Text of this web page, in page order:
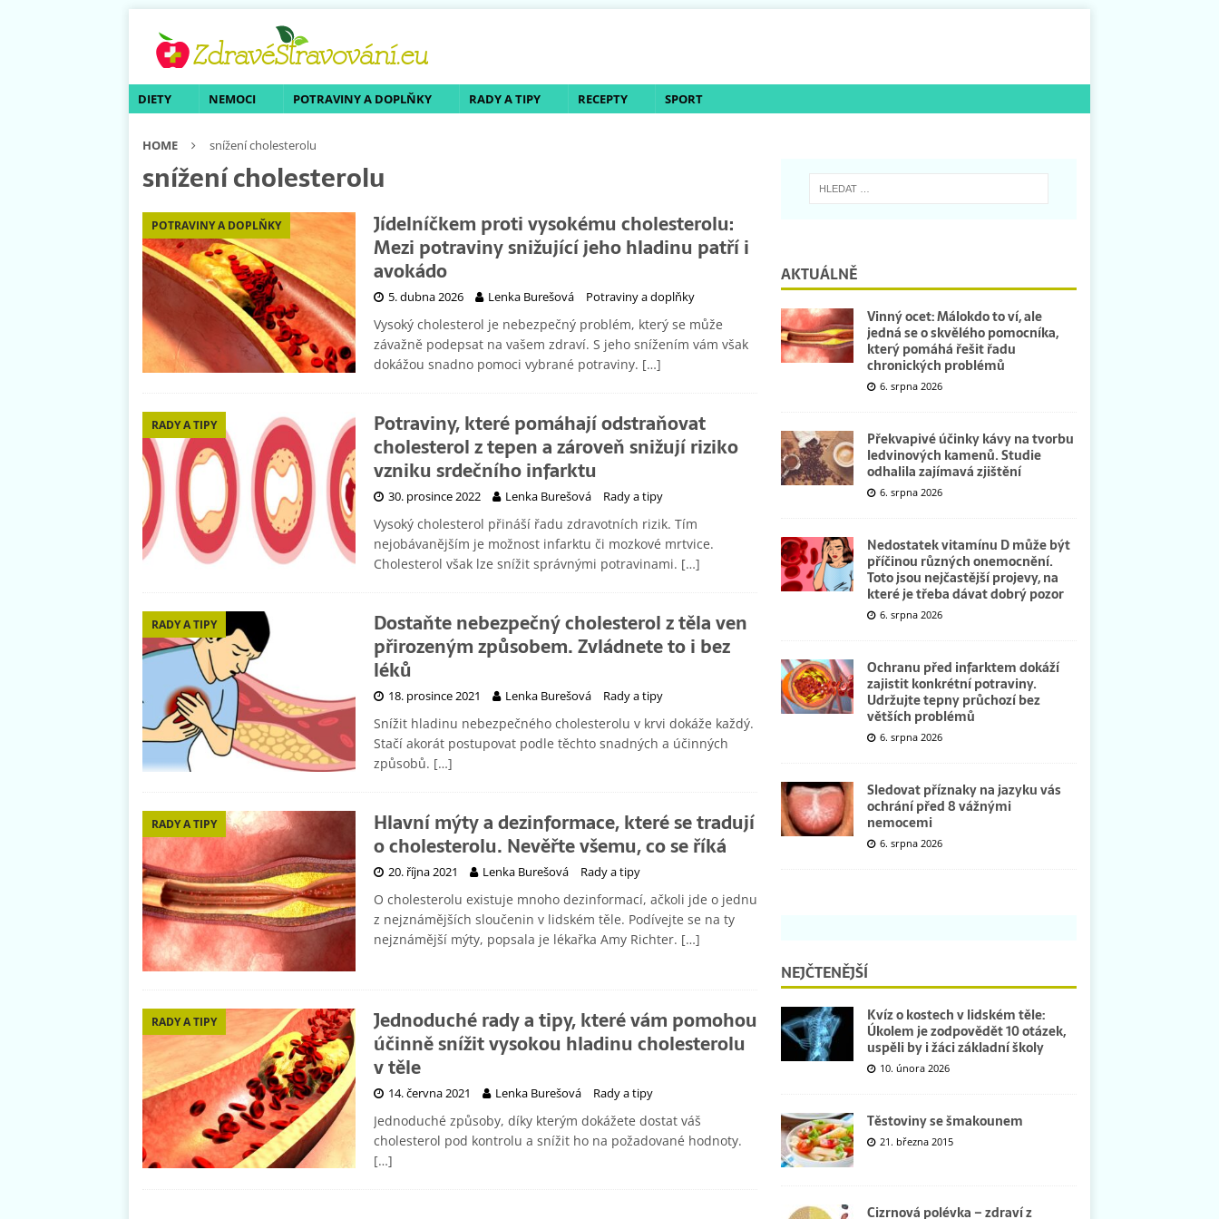
DIETY NEMOCI POTRAVINY A DOPLŇKY RADY A TIPY RECEPTY SPORT
HOME snížení cholesterolu
snížení cholesterolu
POTRAVINY A DOPLŇKY
Jídelníčkem proti vysokému cholesterolu:
Mezi potraviny snižující jeho hladinu patří i
avokádo
5. dubna 2026 Lenka Burešová Potraviny a doplňky
Vysoký cholesterol je nebezpečný problém, který se může
závažně podepsat na vašem zdraví. S jeho snížením vám však
dokážou snadno pomoci vybrané potraviny. […]
RADY A TIPY
Potraviny, které pomáhají odstraňovat
cholesterol z tepen a zároveň snižují riziko
vzniku srdečního infarktu
30. prosince 2022 Lenka Burešová Rady a tipy
Vysoký cholesterol přináší řadu zdravotních rizik. Tím
nejobávanějším je možnost infarktu či mozkové mrtvice.
Cholesterol však lze snížit správnými potravinami. […]
RADY A TIPY
Dostaňte nebezpečný cholesterol z těla ven
přirozeným způsobem. Zvládnete to i bez
léků
18. prosince 2021 Lenka Burešová Rady a tipy
Snížit hladinu nebezpečného cholesterolu v krvi dokáže každý.
Stačí akorát postupovat podle těchto snadných a účinných
způsobů. […]
RADY A TIPY
Hlavní mýty a dezinformace, které se tradují
o cholesterolu. Nevěřte všemu, co se říká
20. října 2021 Lenka Burešová Rady a tipy
O cholesterolu existuje mnoho dezinformací, ačkoli jde o jednu
z nejznámějších sloučenin v lidském těle. Podívejte se na ty
nejznámější mýty, popsala je lékařka Amy Richter. […]
RADY A TIPY
Jednoduché rady a tipy, které vám pomohou
účinně snížit vysokou hladinu cholesterolu
v těle
14. června 2021 Lenka Burešová Rady a tipy
Jednoduché způsoby, díky kterým dokážete dostat váš
cholesterol pod kontrolu a snížit ho na požadované hodnoty.
[…]
AKTUÁLNĚ
Vinný ocet: Málokdo to ví, ale
jedná se o skvělého pomocníka,
který pomáhá řešit řadu
chronických problémů
6. srpna 2026
Překvapivé účinky kávy na tvorbu
ledvinových kamenů. Studie
odhalila zajímavá zjištění
6. srpna 2026
Nedostatek vitamínu D může být
příčinou různých onemocnění.
Toto jsou nejčastější projevy, na
které je třeba dávat dobrý pozor
6. srpna 2026
Ochranu před infarktem dokáží
zajistit konkrétní potraviny.
Udržujte tepny průchozí bez
větších problémů
6. srpna 2026
Sledovat příznaky na jazyku vás
ochrání před 8 vážnými
nemocemi
6. srpna 2026
NEJČTENĚJŠÍ
Kvíz o kostech v lidském těle:
Úkolem je zodpovědět 10 otázek,
uspěli by i žáci základní školy
10. února 2026
Těstoviny se šmakounem
21. března 2015
Cizrnová polévka – zdraví z